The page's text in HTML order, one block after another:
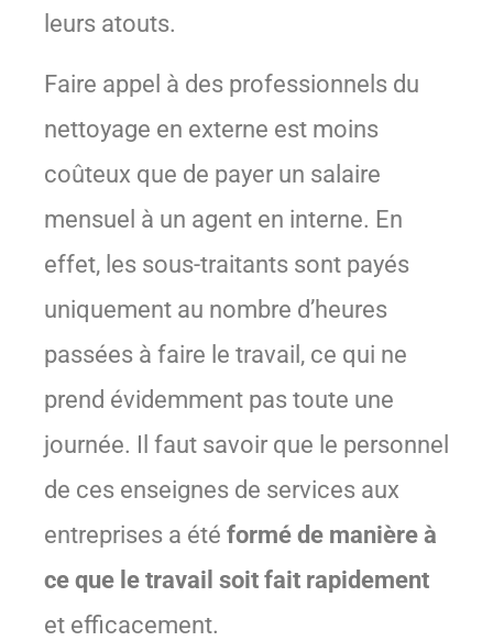
leurs atouts.
Faire appel à des professionnels du
nettoyage en externe est moins
coûteux que de payer un salaire
mensuel à un agent en interne. En
effet, les sous-traitants sont payés
uniquement au nombre d’heures
passées à faire le travail, ce qui ne
prend évidemment pas toute une
journée. Il faut savoir que le personnel
de ces enseignes de services aux
entreprises a été formé de manière à
ce que le travail soit fait rapidement
et efficacement.